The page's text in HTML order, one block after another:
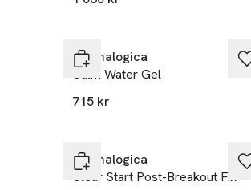
Dermalogica
Calm Water Gel
715 kr
Dermalogica
Clear Start Post-Breakout Fix